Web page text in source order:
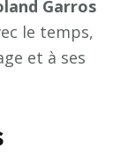
Garros
le temps,
et à ses